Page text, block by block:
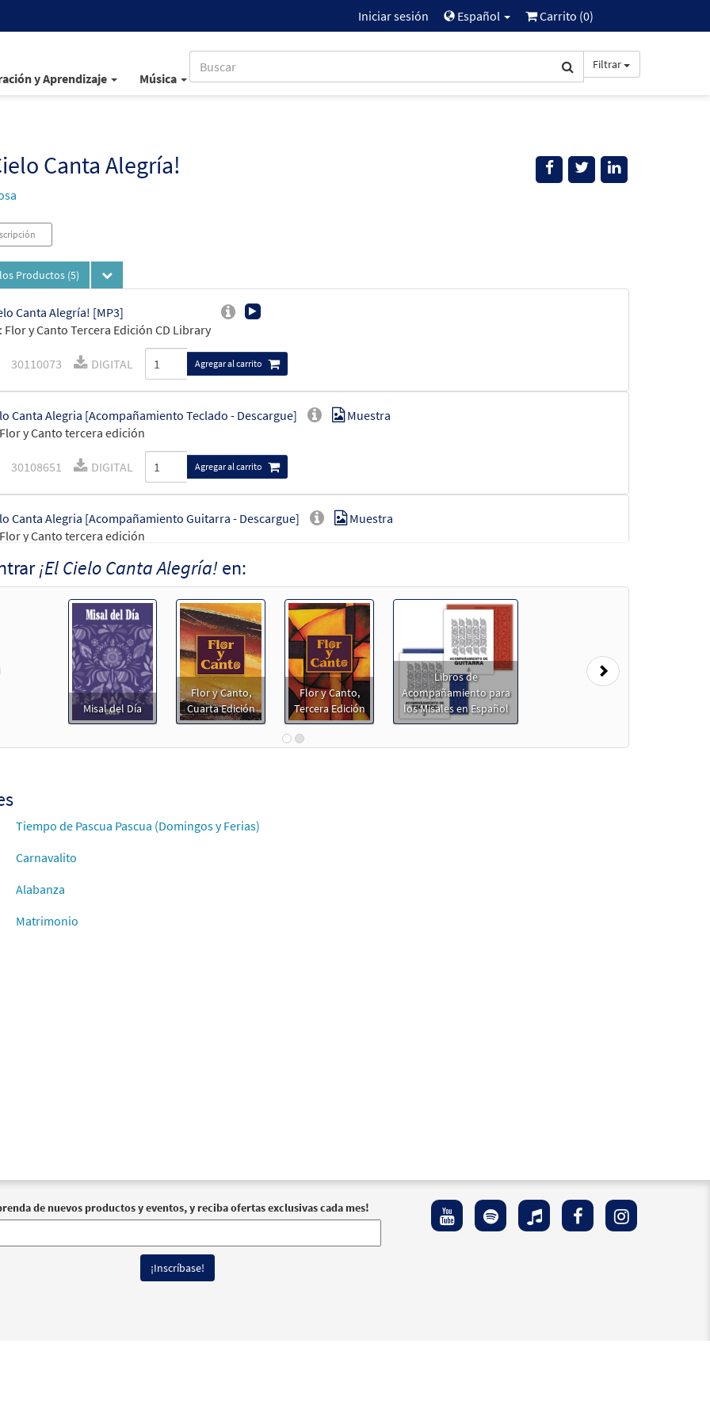
Iniciar sesión Español Carrito (0)
y Aprendizaje Música
Filtrar
Canta Alegría!
Productos (5)
Canta Alegría! [MP3]
Flor y Canto Tercera Edición CD Library
30110073 DIGITAL Agregar al carrito
Canta Alegria [Acompañamiento Teclado - Descargue]
y Canto tercera edición
Muestra
30108651 DIGITAL Agregar al carrito
Canta Alegria [Acompañamiento Guitarra - Descargue]
y Canto tercera edición
Muestra
30108652 DIGITAL Agregar al carrito
Canta Alegría! [Letra y Acordes – Descargue] Muestra
DIGITAL Agregar al carrito
Canta Alegria! [Letra y Acordes – Descargue]
Flor y Canto tercera edición
Muestra
¡El Cielo Canta Alegría!en:
Misal del Día
Flor y Canto,
Cuarta Edición
Flor y Canto,
Tercera Edición
Libros de
Acompañamiento para
los Misales en Español
Next
Tiempo de Pascua Pascua (Domingos y Ferias)
Carnavalito
Alabanza
Matrimonio
de nuevos productos y eventos, y reciba ofertas exclusivas cada mes!